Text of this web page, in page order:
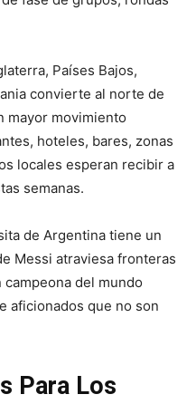
Países Bajos,
convierte al norte de
mayor movimiento
hoteles, bares, zonas
locales esperan recibir a
semanas.
de Argentina tiene un
Messi atraviesa fronteras
del mundo
aficionados que no son
Para Los